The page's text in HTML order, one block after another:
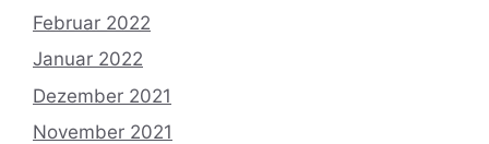
Februar 2022
Januar 2022
Dezember 2021
November 2021